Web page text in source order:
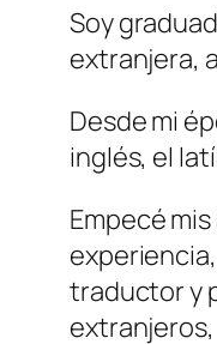
Soy
extranjera,
Desde mi
inglés, el
Empecé
traductor y